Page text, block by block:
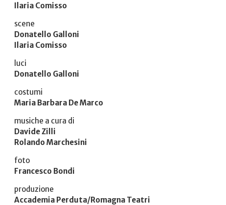
Ilaria Comisso
scene
Donatello Galloni
Ilaria Comisso
luci
Donatello Galloni
costumi
Maria Barbara De Marco
musiche a cura di
Davide Zilli
Rolando Marchesini
foto
Francesco Bondi
produzione
Accademia Perduta/Romagna Teatri